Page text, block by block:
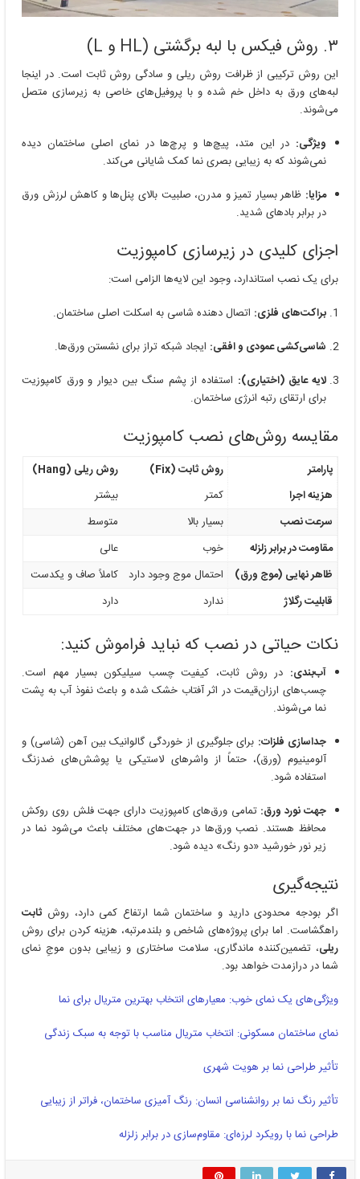
۳. روش فیکس با لبه برگشتی (HL و L)
این روش ترکیبی از ظرافت روش ریلی و سادگی روش ثابت است. در اینجا
لبه‌های ورق به داخل خم شده و با پروفیل‌های خاصی به زیرسازی متصل
می‌شوند.
ویژگی: در این متد، پیچ‌ها و پرچ‌ها در نمای اصلی ساختمان دیده
نمی‌شوند که به زیبایی بصری نما کمک شایانی می‌کند.
مزایا: ظاهر بسیار تمیز و مدرن، صلبیت بالای پنل‌ها و کاهش لرزش ورق
در برابر بادهای شدید.
اجزای کلیدی در زیرسازی کامپوزیت
برای یک نصب استاندارد، وجود این لایه‌ها الزامی است:
براکت‌های فلزی: اتصال دهنده شاسی به اسکلت اصلی ساختمان.
شاسی‌کشی عمودی و افقی: ایجاد شبکه تراز برای نشستن ورق‌ها.
لایه عایق (اختیاری): استفاده از پشم سنگ بین دیوار و ورق کامپوزیت
برای ارتقای رتبه انرژی ساختمان.
مقایسه روش‌های نصب کامپوزیت
پارامتر روش ثابت (Fix)
روش ریلی (Hang)
هزینه اجرا
کمتر
بیشتر
سرعت نصب
بسیار بالا
متوسط
مقاومت در برابر زلزله
خوب
عالی
ظاهر نهایی (موج ورق)
احتمال موج وجود دارد
کاملاً صاف و یکدست
قابلیت رگلاژ
ندارد دارد
نکات حیاتی در نصب که نباید فراموش کنید:
آب‌بندی: در روش ثابت، کیفیت چسب سیلیکون بسیار مهم است.
چسب‌های ارزان‌قیمت در اثر آفتاب خشک شده و باعث نفوذ آب به پشت
نما می‌شوند.
جداسازی فلزات: برای جلوگیری از خوردگی گالوانیک بین آهن (شاسی) و
آلومینیوم (ورق)، حتماً از واشرهای لاستیکی یا پوشش‌های ضدزنگ
استفاده شود.
جهت نورد ورق: تمامی ورق‌های کامپوزیت دارای جهت فلش روی روکش
محافظ هستند. نصب ورق‌ها در جهت‌های مختلف باعث می‌شود نما در
زیر نور خورشید «دو رنگ» دیده شود.
نتیجه‌گیری
اگر بودجه محدودی دارید و ساختمان شما ارتفاع کمی دارد، روش ثابت
راهگشاست. اما برای پروژه‌های شاخص و بلندمرتبه، هزینه کردن برای روش
ریلی، تضمین‌کننده ماندگاری، سلامت ساختاری و زیبایی بدون موجِ نمای
شما در درازمدت خواهد بود.
ویژگی‌های یک نمای خوب: معیارهای انتخاب بهترین متریال برای نما
نمای ساختمان مسکونی: انتخاب متریال مناسب با توجه به سبک زندگی
تأثیر طراحی نما بر هویت شهری
تأثیر رنگ نما بر روانشناسی انسان: رنگ آمیزی ساختمان، فراتر از زیبایی
طراحی نما با رویکرد لرزه‌ای: مقاوم‌سازی در برابر زلزله